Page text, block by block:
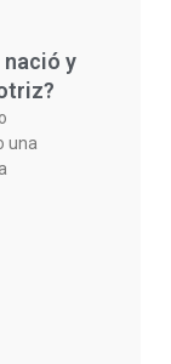
nació y
una